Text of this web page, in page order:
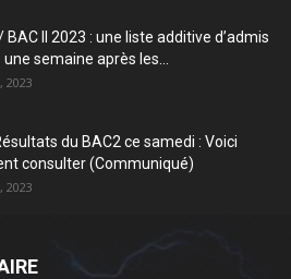
BAC II 2023 : une liste additive d’admis
semaine après les...
2023
du BAC2 ce samedi : Voici
consulter (Communiqué)
2023